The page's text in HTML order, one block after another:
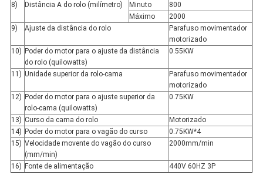
8)
Distância A do rolo (milímetro) Minuto
800
Máximo
2000
9)
Ajuste da distância do rolo
Parafuso movimentador
motorizado
10) Poder do motor para o ajuste da distância
do rolo (quilowatts)
0.55KW
11) Unidade superior da rolo-cama
Parafuso movimentador
motorizado
12) Poder do motor para o ajuste superior da
rolo-cama (quilowatts)
0.75KW
13) Curso da cama do rolo
Motorizado
14) Poder do motor para o vagão do curso
0.75KW*4
15) Velocidade movente do vagão do curso
(mm/min)
2000mm/min
16) Fonte de alimentação 440V 60HZ 3P